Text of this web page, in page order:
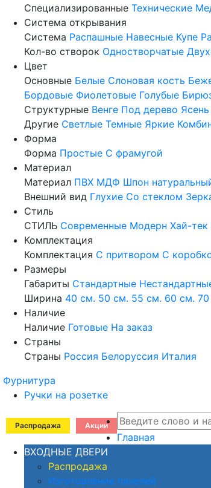
Специализированные Технические
Система открывания
Система Распашные Навесные Купе
Кол-во створок Одностворчатые
Цвет
Основные Белые Слоновая кость
Бордовые Фиолетовые Голубые
Структурные Венге Под дерево Ясень
Другие Светлые Темные Яркие
Форма
Форма Простые С фрамугой
Материал
Материал ПВХ МДФ Шпон
Внешний вид Глухие Со стеклом
Стиль
СТИЛЬ Современные Модерн Хай-тек
Комплектация
Комплектация С притвором С
Размеры
Габариты Стандартные
Ширина 40 см. 50 см. 55 см. 60 см.
Наличие
Наличие Готовые На заказ
Страны
Страны Россия Белоруссия Италия
Фурнитура
Ручки на розетке
Распродажа Акции
Главная
ВХОДНЫЕ ДВЕРИ
Распродажа
Изготовление панелей